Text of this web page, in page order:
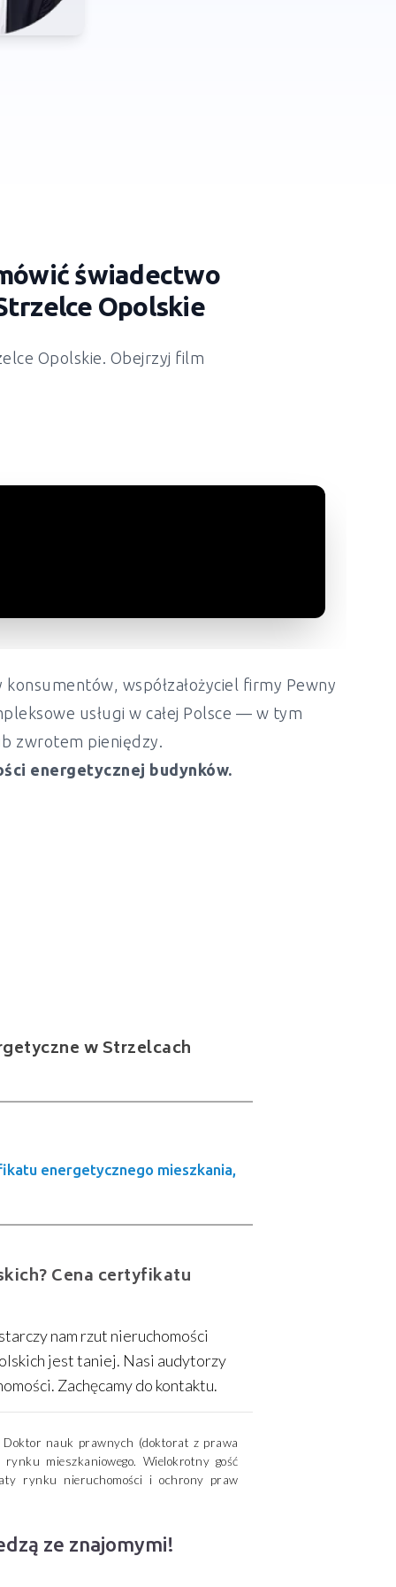
świadectwo
Opolskie
Opolskie. Obejrzyj film
współzałożyciel firmy Pewny
usługi w całej Polsce — w tym
zwrotem pieniędzy.
energetycznej budynków.
w Strzelcach
energetycznego mieszkania,
Cena certyfikatu
nam rzut nieruchomości
jest taniej. Nasi audytorzy
Zachęcamy do kontaktu.
Doktor nauk prawnych (doktorat z prawa
mieszkaniowego. Wielokrotny gość
rynku nieruchomości i ochrony praw
ze znajomymi!